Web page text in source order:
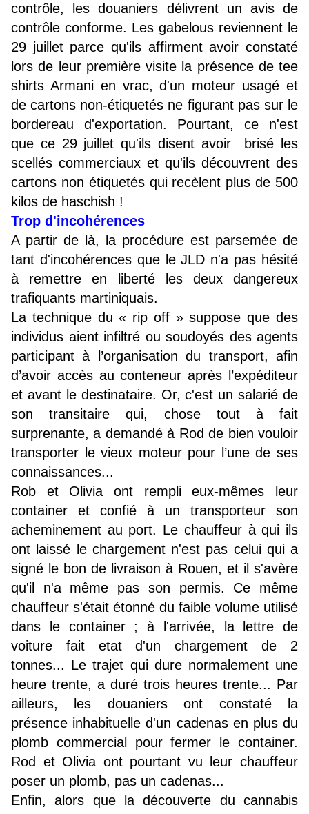
contrôle, les douaniers délivrent un avis de
contrôle conforme. Les gabelous reviennent le
29 juillet parce qu'ils affirment avoir constaté
lors de leur première visite la présence de tee
shirts Armani en vrac, d'un moteur usagé et
de cartons non-étiquetés ne figurant pas sur le
bordereau d'exportation. Pourtant, ce n'est
que ce 29 juillet qu'ils disent avoir brisé les
scellés commerciaux et qu'ils découvrent des
cartons non étiquetés qui recèlent plus de 500
kilos de haschish !
Trop d'incohérences
A partir de là, la procédure est parsemée de
tant d'incohérences que le JLD n'a pas hésité
à remettre en liberté les deux dangereux
trafiquants martiniquais.
La technique du « rip off » suppose que des
individus aient infiltré ou soudoyés des agents
participant à l’organisation du transport, afin
d’avoir accès au conteneur après l’expéditeur
et avant le destinataire. Or, c'est un salarié de
son transitaire qui, chose tout à fait
surprenante, a demandé à Rod de bien vouloir
transporter le vieux moteur pour l’une de ses
connaissances...
Rob et Olivia ont rempli eux-mêmes leur
container et confié à un transporteur son
acheminement au port. Le chauffeur à qui ils
ont laissé le chargement n'est pas celui qui a
signé le bon de livraison à Rouen, et il s'avère
qu'il n'a même pas son permis. Ce même
chauffeur s'était étonné du faible volume utilisé
dans le container ; à l'arrivée, la lettre de
voiture fait etat d'un chargement de 2
tonnes... Le trajet qui dure normalement une
heure trente, a duré trois heures trente... Par
ailleurs, les douaniers ont constaté la
présence inhabituelle d'un cadenas en plus du
plomb commercial pour fermer le container.
Rod et Olivia ont pourtant vu leur chauffeur
poser un plomb, pas un cadenas...
Enfin, alors que la découverte du cannabis